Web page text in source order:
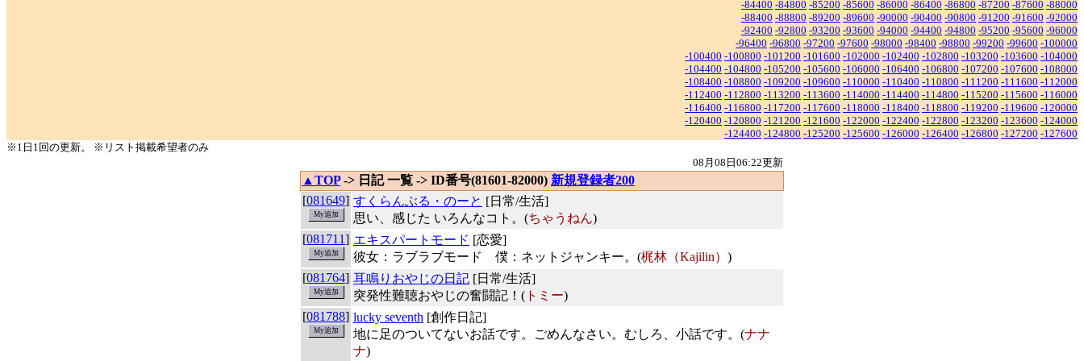
-84400 -84800 -85200 -85600 -86000 -86400 -86800 -87200 -87600 -88000
-88400 -88800 -89200 -89600 -90000 -90400 -90800 -91200 -91600 -92000
-92400 -92800 -93200 -93600 -94000 -94400 -94800 -95200 -95600 -96000
-96400 -96800 -97200 -97600 -98000 -98400 -98800 -99200 -99600 -100000
-100400 -100800 -101200 -101600 -102000 -102400 -102800 -103200 -103600 -104000
-104400 -104800 -105200 -105600 -106000 -106400 -106800 -107200 -107600 -108000
-108400 -108800 -109200 -109600 -110000 -110400 -110800 -111200 -111600 -112000
-112400 -112800 -113200 -113600 -114000 -114400 -114800 -115200 -115600 -116000
-116400 -116800 -117200 -117600 -118000 -118400 -118800 -119200 -119600 -120000
-120400 -120800 -121200 -121600 -122000 -122400 -122800 -123200 -123600 -124000
-124400 -124800 -125200 -125600 -126000 -126400 -126800 -127200 -127600
※1日1回の更新。 ※リスト掲載希望者のみ
08月08日06:22更新
▲TOP-> 日記 一覧 -> ID番号(81601-82000) 新規登録者200
[081649] すくらんぶる・のーと [日常/生活]
思い、感じた いろんなコト。(ちゃうねん)
[081711] エキスパートモード [恋愛]
彼女：ラブラブモード 僕：ネットジャンキー。(梶林（Kajilin） )
[081764] 耳鳴りおやじの日記 [日常/生活]
突発性難聴おやじの奮闘記！( トミー)
[081788] lucky seventh [創作日記]
地に足のついてないお話です。ごめんなさい。むしろ、小話です。(ナナ
ナ)